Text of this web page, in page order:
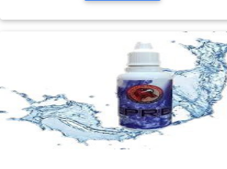
KENDERAAN(6)
SUKAN/HOBI(2)